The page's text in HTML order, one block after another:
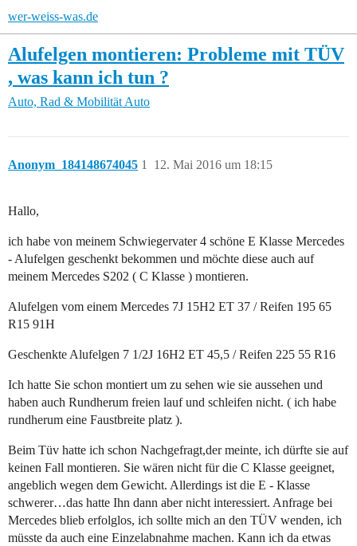
wer-weiss-was.de
Alufelgen montieren: Probleme mit TÜV
, was kann ich tun ?
Auto, Rad & Mobilität Auto
Anonym_184148674045 12. Mai 2016 um 18:15
1
Hallo,
ich habe von meinem Schwiegervater 4 schöne E Klasse Mercedes
- Alufelgen geschenkt bekommen und möchte diese auch auf
meinem Mercedes S202 ( C Klasse ) montieren.
Alufelgen vom einem Mercedes 7J 15H2 ET 37 / Reifen 195 65
R15 91H
Geschenkte Alufelgen 7 1/2J 16H2 ET 45,5 / Reifen 225 55 R16
Ich hatte Sie schon montiert um zu sehen wie sie aussehen und
haben auch Rundherum freien lauf und schleifen nicht. ( ich habe
rundherum eine Faustbreite platz ).
Beim Tüv hatte ich schon Nachgefragt,der meinte, ich dürfte sie auf
keinen Fall montieren. Sie wären nicht für die C Klasse geeignet,
angeblich wegen dem Gewicht. Allerdings ist die E - Klasse
schwerer…das hatte Ihn dann aber nicht interessiert. Anfrage bei
Mercedes blieb erfolglos, ich sollte mich an den TÜV wenden, ich
müsste da auch eine Einzelabnahme machen. Kann ich da etwas